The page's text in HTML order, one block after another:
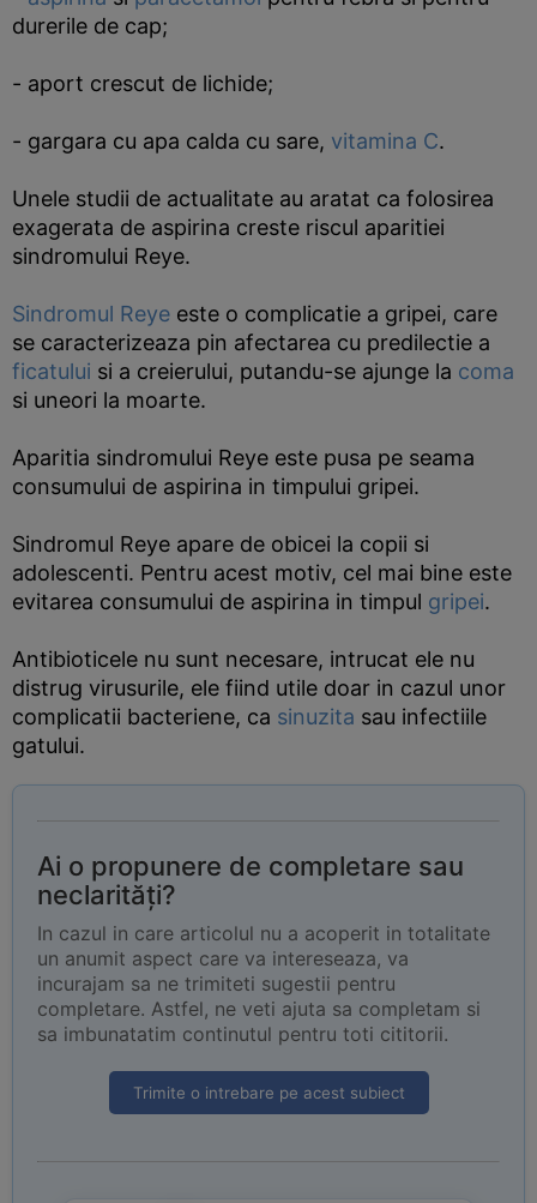
durerile de cap;
- aport crescut de lichide;
- gargara cu apa calda cu sare, vitamina C.
Unele studii de actualitate au aratat ca folosirea
exagerata de aspirina creste riscul aparitiei
sindromului Reye.
Sindromul Reye este o complicatie a gripei, care
se caracterizeaza pin afectarea cu predilectie a
ficatului si a creierului, putandu-se ajunge la coma
si uneori la moarte.
Aparitia sindromului Reye este pusa pe seama
consumului de aspirina in timpului gripei.
Sindromul Reye apare de obicei la copii si
adolescenti. Pentru acest motiv, cel mai bine este
evitarea consumului de aspirina in timpul gripei.
Antibioticele nu sunt necesare, intrucat ele nu
distrug virusurile, ele fiind utile doar in cazul unor
complicatii bacteriene, ca sinuzita sau infectiile
gatului.
Ai o propunere de completare sau
neclarități?
In cazul in care articolul nu a acoperit in totalitate
un anumit aspect care va intereseaza, va
incurajam sa ne trimiteti sugestii pentru
completare. Astfel, ne veti ajuta sa completam si
sa imbunatatim continutul pentru toti cititorii.
Trimite o intrebare pe acest subiect